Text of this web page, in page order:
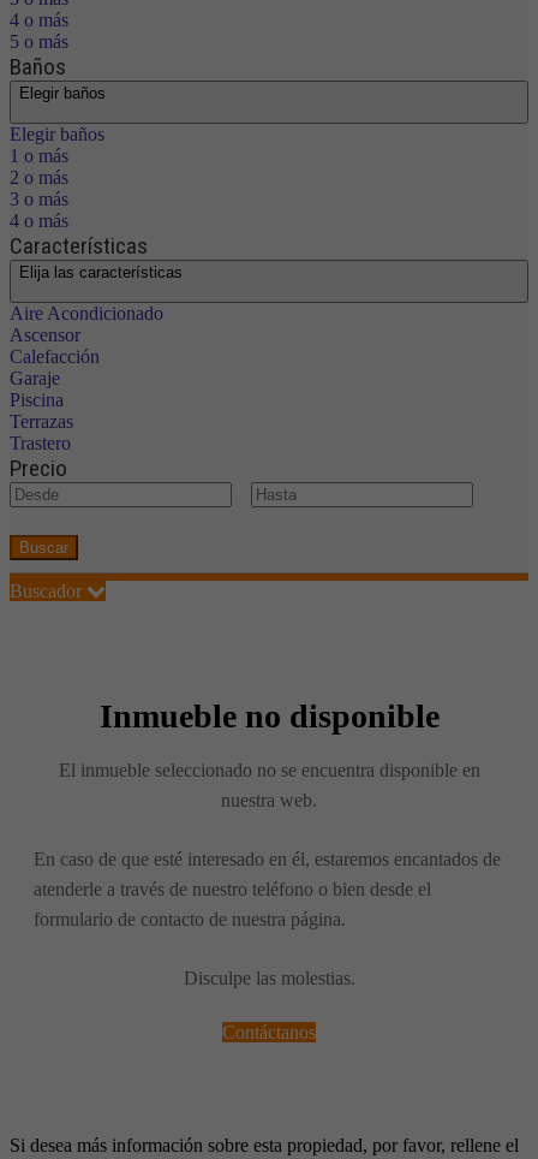
4 o más
5 o más
Baños
Elegir baños
Elegir baños
1 o más
2 o más
3 o más
4 o más
Características
Elija las características
Aire Acondicionado
Ascensor
Calefacción
Garaje
Piscina
Terrazas
Trastero
Precio
Buscar
Buscador
Inmueble no disponible
El inmueble seleccionado no se encuentra disponible en
nuestra web.
En caso de que esté interesado en él, estaremos encantados de
atenderle a través de nuestro teléfono o bien desde el
formulario de contacto de nuestra página.
Disculpe las molestias.
Contáctanos
Si desea más información sobre esta propiedad, por favor, rellene el